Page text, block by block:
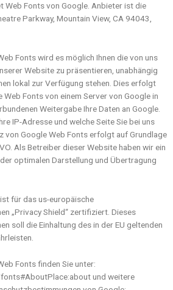
Web Fonts von Google. Anbieter ist die
Parkway, Mountain View, CA 94043,
Fonts wird es möglich Ihnen die von uns
Website zu präsentieren, unabhängig
lokal zur Verfügung stehen. Dies erfolgt
Fonts von einem Server von Google in
Weitergabe Ihre Daten an Google.
IP-Adresse und welche Seite Sie bei uns
von Google Web Fonts erfolgt auf Grundlage
Als Betreiber dieser Website haben wir ein
optimalen Darstellung und Übertragung
für das us-europäische
„Privacy Shield“ zertifiziert. Dieses
soll die Einhaltung des in der EU geltenden
Fonts finden Sie unter:
und weitere